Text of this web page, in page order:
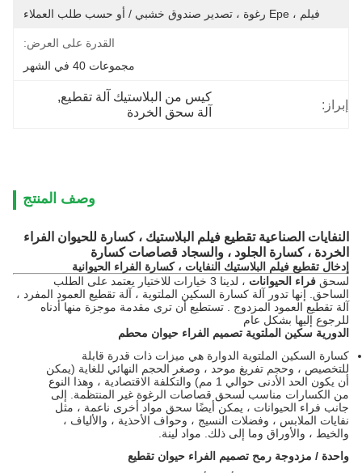
فيلم ، Epe رغوة ، تصدير صندوق خشبي / أو حسب طلب العملاء
القدرة على العرض:
مجموعات 40 في الشهر
إبراز:
كيس من البلاستيك آلة تقطيع,
آلة سحق الخردة
وصف المنتج
النفايات الصناعية تقطيع فيلم البلاستيك ، كسارة للحيوان الفراء
الخردة ، كسارة الجلود ، والسجاد قصاصات كسارة
إدخال تقطيع فيلم البلاستيك النفايات ، كسارة الفراء الحيوانية
لسحق فراء الحيوانات
، لدينا 3 خيارات للاختيار يعتمد على الطلب
الساحق.
إنها تدور آلة كسارة السكين الملتوية ، آلة تقطيع العمود المفرد ،
آلة تقطيع العمود المزدوج
تستطيع أن ترى مقدمة موجزة منها أدناه
للرجوع إليها بشكل عام
الدورية سكين الملتوية تصميم الفراء حيوان محطم
كسارة السكين الملتوية الدوارة هي ميزات ذات قدرة قابلة
للتخصيص ، وحجم تفريغ موحد ، وصغر الحجم النهائي للغاية (يمكن
أن يكون الحد الأدنى حوالي 1 مم) والتكلفة الاقتصادية ، وهذا النوع
من الكسارات مناسب لسحق قصاصات الرغوة غير المنتظمة.
إلى
جانب فراء الحيوانات ، يمكن أيضًا سحق مواد أخرى ناعمة ، مثل
نفايات الملابس ، وفضلات النسيج ، وحواف الأحذية ، والألياف ،
والخيط ، والأوراق وما إلى ذلك. مواد لينة.
واحدة / مزدوجة رمح تصميم الفراء حيوان تقطيع